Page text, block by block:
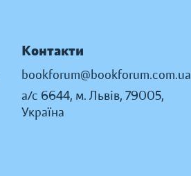
Контакти
bookforum@bookforum.com.ua
а/с 6644, м. Львів, 79005,
Україна